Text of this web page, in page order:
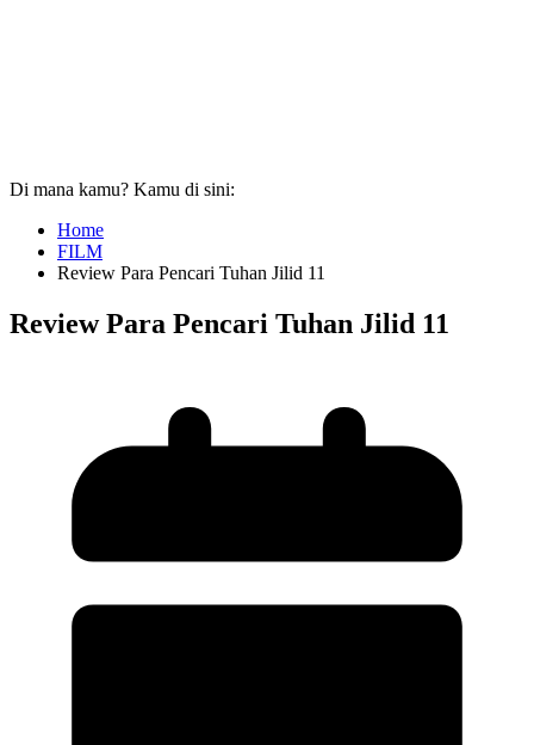
Di mana kamu? Kamu di sini:
Home
FILM
Review Para Pencari Tuhan Jilid 11
Review Para Pencari Tuhan Jilid 11